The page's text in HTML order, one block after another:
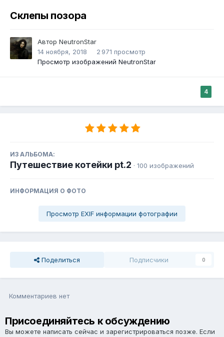
Склепы позора
Автор NeutronStar
14 ноября, 2018
2 971 просмотр
Просмотр изображений NeutronStar
4
ИЗ АЛЬБОМА:
Путешествие котейки pt.2 · 100 изображений
ИНФОРМАЦИЯ О ФОТО
Просмотр EXIF информации фотографии
Поделиться Подписчики 0
Комментариев нет
Присоединяйтесь к обсуждению
Вы можете написать сейчас и зарегистрироваться позже. Если